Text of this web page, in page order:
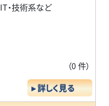
IT・技術系など
（0 件）
▸ 詳しく見る